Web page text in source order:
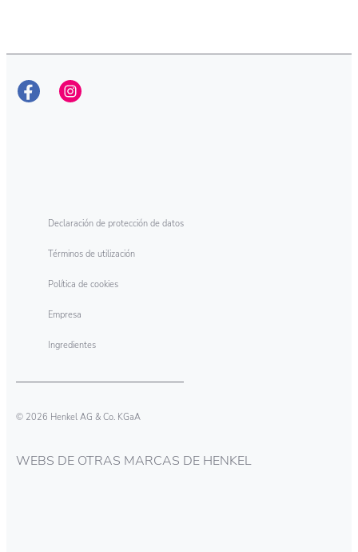
Microplásticos
Wipp Express trabaja sin descanso para que
de valor.
Declaración de protección de datos
Términos de utilización
Política de cookies
Empresa
Ingredientes
© 2026 Henkel AG & Co. KGaA
WEBS DE OTRAS MARCAS DE HENKEL